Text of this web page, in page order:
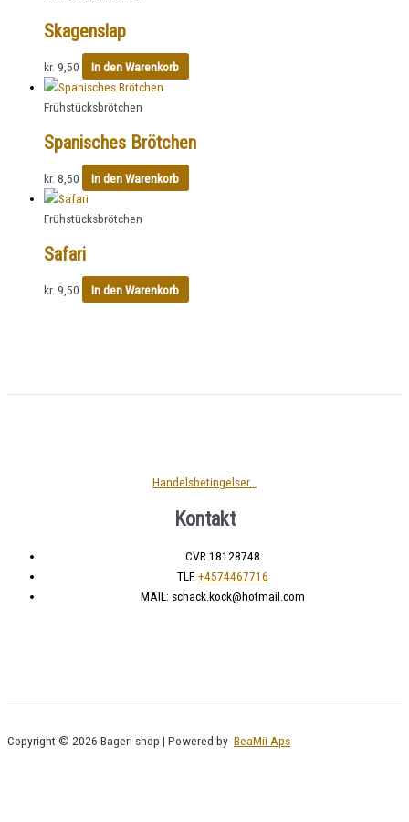
Skagenslap
kr. 9,50 In den Warenkorb
Frühstücksbrötchen
Spanisches Brötchen
kr. 8,50 In den Warenkorb
Frühstücksbrötchen
Safari
kr. 9,50 In den Warenkorb
Handelsbetingelser…
Kontakt
CVR 18128748
TLF. +4574467716
MAIL: schack.kock@hotmail.com
Copyright © 2026 Bageri shop | Powered by BeaMii Aps